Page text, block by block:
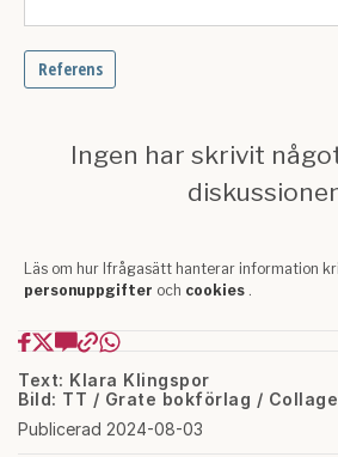
Text: Klara Klingspor
Bild: TT / Grate bokförlag / Collage
Publicerad 2024-08-03